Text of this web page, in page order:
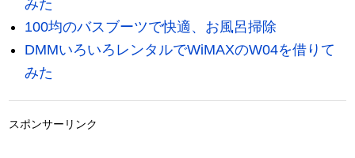
みた
100均のバスブーツで快適、お風呂掃除
DMMいろいろレンタルでWiMAXのW04を借りて
みた
スポンサーリンク